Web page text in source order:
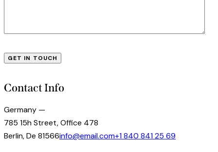
Contact Info
Germany —
785 15h Street, Office 478
Berlin, De 81566info@email.com+1 840 841 25 69